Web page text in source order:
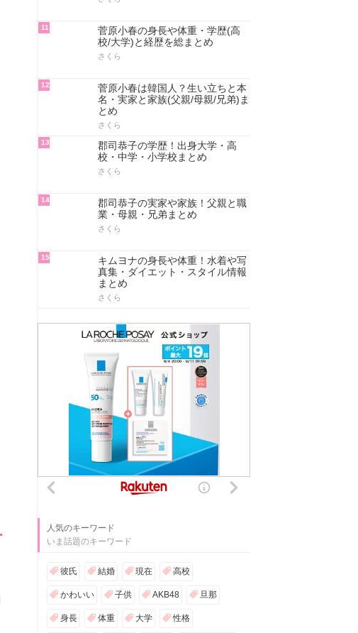
11
菅原小春の身長や体重・学歴(高
校/大学)と経歴を総まとめ
さくら
12
菅原小春は韓国人？生い立ちと本
名・実家と家族(父親/母親/兄弟)ま
とめ
さくら
13
郡司恭子の学歴！出身大学・高
校・中学・小学校まとめ
さくら
14
郡司恭子の実家や家族！父親と職
業・母親・兄弟まとめ
さくら
15
キムヨナの身長や体重！水着や写
真集・ダイエット・スタイル情報
まとめ
さくら
人気のキーワード
いま話題のキーワード
彼氏 結婚 現在 高校
かわいい 子供 AKB48 旦那
身長 体重 大学 性格